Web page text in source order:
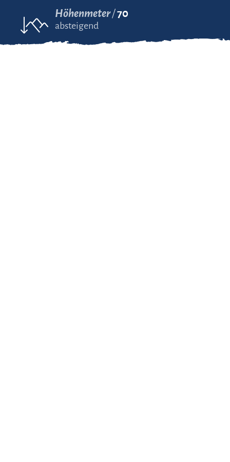
Höhenmeter 70
absteigend